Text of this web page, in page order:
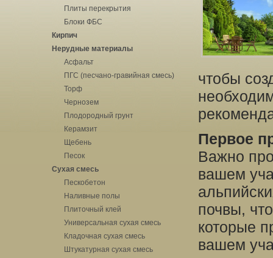
Плиты перекрытия
Блоки ФБС
Кирпич
Нерудные материалы
Асфальт
ПГС (песчано-гравийная смесь)
Торф
Чернозем
Плодородный грунт
Керамзит
Щебень
Песок
Сухая смесь
Пескобетон
Наливные полы
Плиточный клей
Универсальная сухая смесь
Кладочная сухая смесь
Штукатурная сухая смесь
чтобы
Первое
Важно
вашем
почвы,
которые
вашем